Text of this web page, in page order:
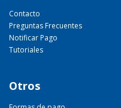
Contacto
Preguntas Frecuentes
Notificar Pago
Tutoriales
Otros